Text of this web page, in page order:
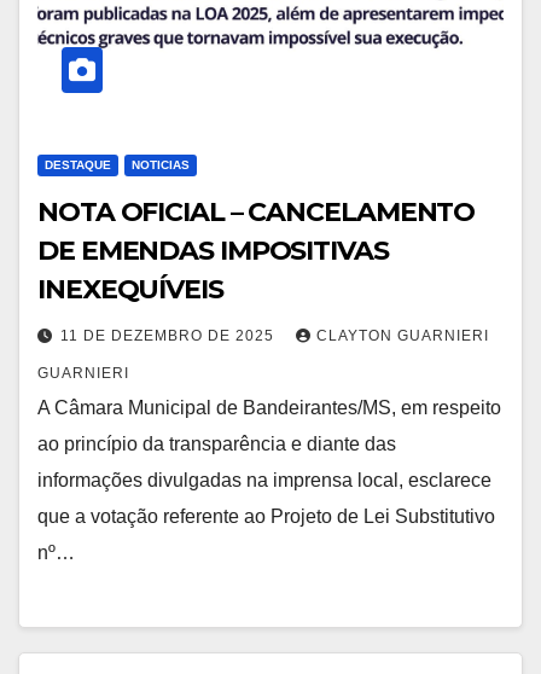
DESTAQUE NOTICIAS
NOTA OFICIAL – CANCELAMENTO
DE EMENDAS IMPOSITIVAS
INEXEQUÍVEIS
11 DE DEZEMBRO DE 2025 CLAYTON GUARNIERI
GUARNIERI
A Câmara Municipal de Bandeirantes/MS, em respeito
ao princípio da transparência e diante das
informações divulgadas na imprensa local, esclarece
que a votação referente ao Projeto de Lei Substitutivo
nº…